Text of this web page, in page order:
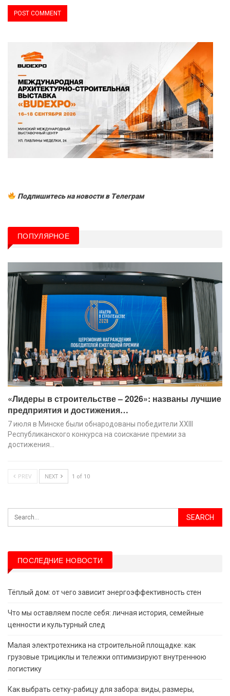
Подпишитесь на новости в Tелеграм
ПОПУЛЯРНОЕ
«Лидеры в строительстве – 2026»: названы лучшие
предприятия и достижения…
7 июля в Минске были обнародованы победители XХIII
Республиканского конкурса на соискание премии за
достижения…
PREV NEXT 1 of 10
ПОСЛЕДНИЕ НОВОСТИ
Тёплый дом: от чего зависит энергоэффективность стен
Что мы оставляем после себя: личная история, семейные
ценности и культурный след
Малая электротехника на строительной площадке: как
грузовые трициклы и тележки оптимизируют внутреннюю
логистику
Как выбрать сетку-рабицу для забора: виды, размеры,